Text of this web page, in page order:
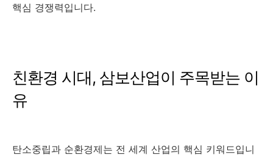
핵심 경쟁력입니다.
친환경 시대, 삼보산업이 주목받는 이
유
탄소중립과 순환경제는 전 세계 산업의 핵심 키워드입니